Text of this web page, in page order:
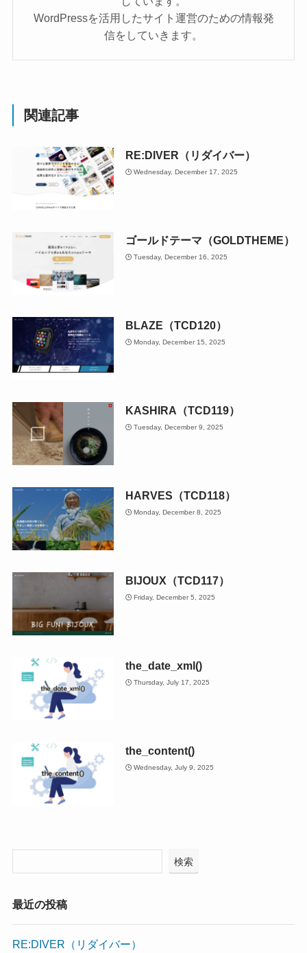
WordPressを活用したサイト運営のための情報発
信をしていきます。
関連記事
RE:DIVER（リダイバー）
Wednesday, December 17, 2025
ゴールドテーマ（GOLDTHEME）
Tuesday, December 16, 2025
BLAZE（TCD120）
Monday, December 15, 2025
KASHIRA（TCD119）
Tuesday, December 9, 2025
HARVES（TCD118）
Monday, December 8, 2025
BIJOUX（TCD117）
Friday, December 5, 2025
the_date_xml()
Thursday, July 17, 2025
the_content()
Wednesday, July 9, 2025
検索
最近の投稿
RE:DIVER（リダイバー）